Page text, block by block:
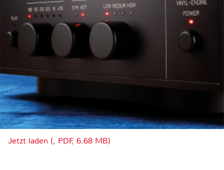
Jetzt laden (, PDF, 6.68 MB)